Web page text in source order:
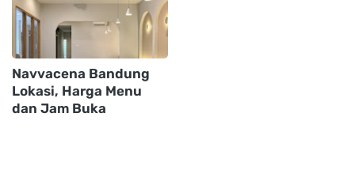
Navvacena Bandung
Lokasi, Harga Menu
dan Jam Buka